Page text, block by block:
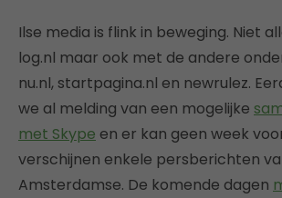
Ilse media is flink in beweging. Niet
log.nl maar ook met de andere
nu.nl, startpagina.nl en newrulez.
we al melding van een mogelijke
met Skype en er kan geen week
verschijnen enkele persberichten
Amsterdamse. De komende dagen